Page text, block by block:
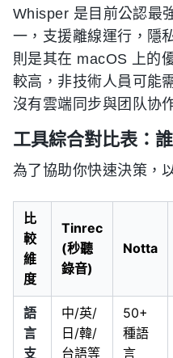
Whisper 是目前公認最
一，支援離線運行，隱
則是其在 macOS 上的
較高，非技術人員可能
沒有雲端同步與团队协
工具綜合對比表：
為了協助你快速決策，
比
較
維
度
Tinrec
(秒聽
錄音)
Notta
語
言
支
中/英/
日/韓/
台語等
50+
種語
言